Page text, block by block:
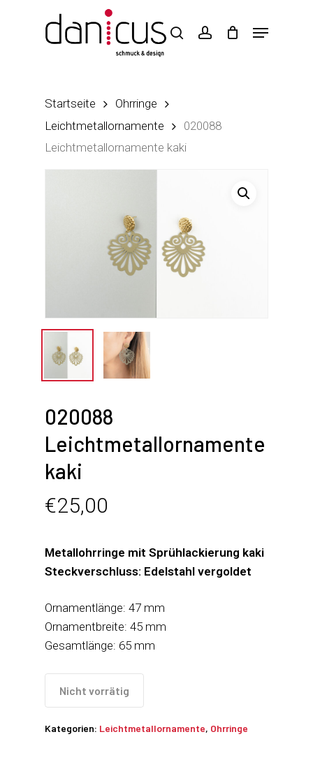
Startseite
Ohrringe
Leichtmetallornamente
020088
Leichtmetallornamente kaki
020088
Leichtmetallornamente
kaki
€25,00
Metallohrringe mit Sprühlackierung kaki
Steckverschluss: Edelstahl vergoldet
Ornamentlänge: 47 mm
Ornamentbreite: 45 mm
Gesamtlänge: 65 mm
Nicht vorrätig
Kategorien: Leichtmetallornamente, Ohrringe